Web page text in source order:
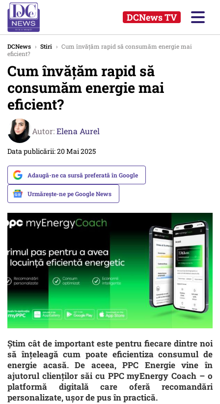
DCNews TV
DCNews › Stiri › Cum învățăm rapid să consumăm energie mai
eficient?
Cum învățăm rapid să
consumăm energie mai
eficient?
Autor:Elena Aurel
Data publicării: 20 Mai 2025
Adaugă-ne ca sursă preferată în Google
Urmărește-ne pe Google News
Știm cât de important este pentru fiecare dintre noi
să înțeleagă cum poate eficientiza consumul de
energie acasă. De aceea, PPC Energie vine în
ajutorul clienților săi cu PPC myEnergy Coach – o
platformă digitală care oferă recomandări
personalizate, ușor de pus în practică.